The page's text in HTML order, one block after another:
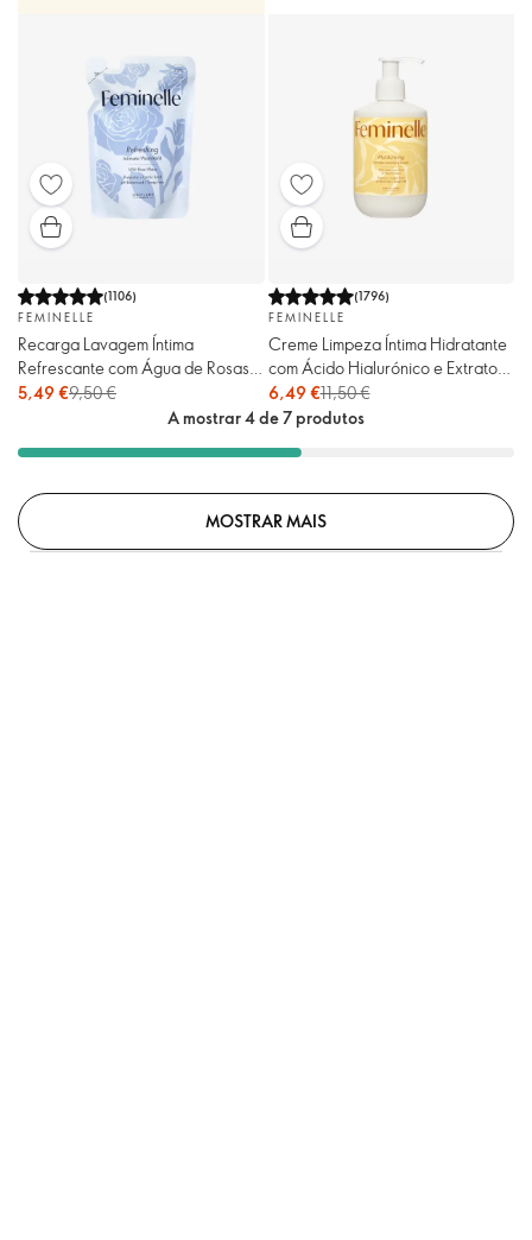
(1106)
FEMINELLE
Recarga Lavagem Íntima
Refrescante com Água de Rosas
Feminelle
5,49 €9,50 €
(1796)
FEMINELLE
Creme Limpeza Íntima Hidratante
com Ácido Hialurónico e Extrato
de Pêssego Feminelle
6,49 €11,50 €
A mostrar 4 de 7 produtos
MOSTRAR MAIS